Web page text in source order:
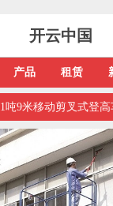
开云中国
产品 租赁
1吨9米移动剪叉式登高